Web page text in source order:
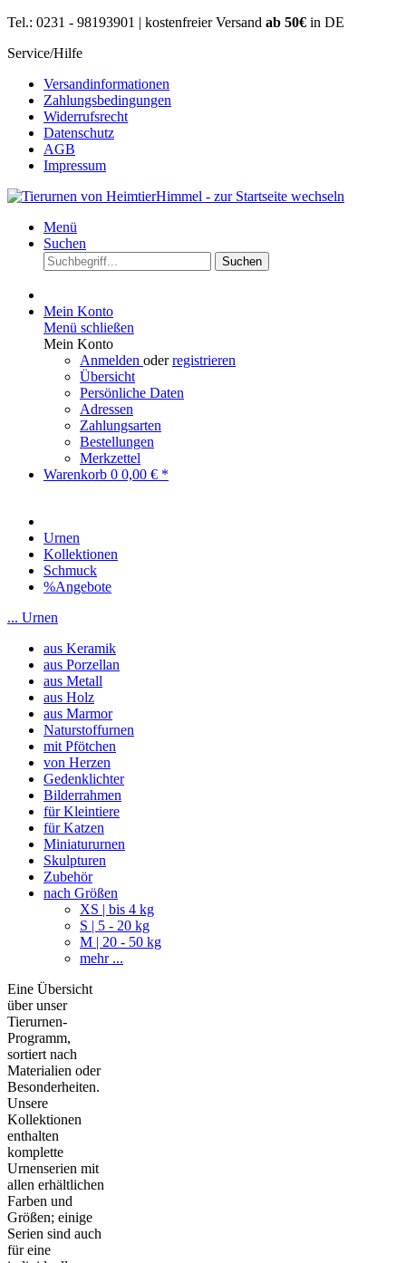
Tel.: 0231 - 98193901 | kostenfreier Versand ab 50€ in DE
Service/Hilfe
Versandinformationen
Zahlungsbedingungen
Widerrufsrecht
Datenschutz
AGB
Impressum
Menü
Suchen
Suchen
Mein Konto
Menü schließen
Mein Konto
Anmelden oderregistrieren
Übersicht
Persönliche Daten
Adressen
Zahlungsarten
Bestellungen
Merkzettel
Warenkorb 0 0,00 € *
Urnen
Kollektionen
Schmuck
%Angebote
... Urnen
aus Keramik
aus Porzellan
aus Metall
aus Holz
aus Marmor
Naturstoffurnen
mit Pfötchen
von Herzen
Gedenklichter
Bilderrahmen
für Kleintiere
für Katzen
Miniatururnen
Skulpturen
Zubehör
nach Größen
XS | bis 4 kg
S | 5 - 20 kg
M | 20 - 50 kg
mehr ...
Eine Übersicht
über unser
Tierurnen-
Programm,
sortiert nach
Materialien oder
Besonderheiten.
Unsere
Kollektionen
enthalten
komplette
Urnenserien mit
allen erhältlichen
Farben und
Größen; einige
Serien sind auch
für eine